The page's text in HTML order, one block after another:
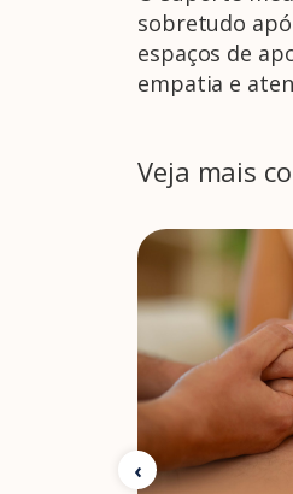
sobretudo
espaços de
empatia e
Veja mais